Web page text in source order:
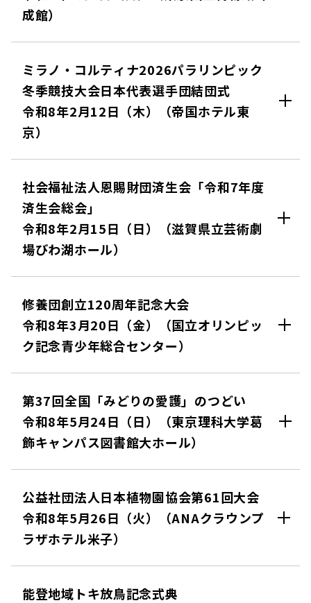
成館）
ミラノ・コルティナ2026パラリンピック
冬季競技大会日本代表選手団結団式
令和8年2月12日（木）（帝国ホテル東
京）
社会福祉法人恩賜財団済生会「令和7年度
済生会総会」
令和8年2月15日（日）（滋賀県立芸術劇
場びわ湖ホール）
修養団創立120周年記念大会
令和8年3月20日（金）（国⽴オリンピッ
ク記念⻘少年総合センター）
第37回全国「みどりの愛護」のつどい
令和8年5月24日（日）（東京理科大学葛
飾キャンパス図書館大ホール）
公益社団法人日本植物園協会第61回大会
令和8年5月26日（火）（ANAクラウンプ
ラザホテル米子）
能登地域トキ放鳥記念式典